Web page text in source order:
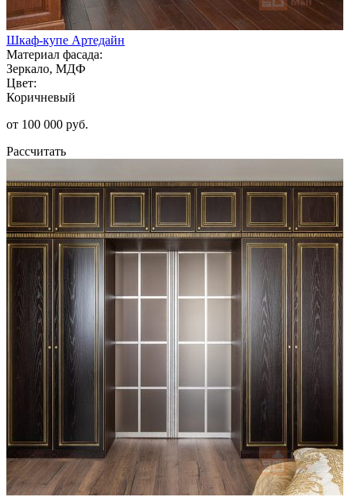
Шкаф-купе Артедайн
Материал фасада:
Зеркало, МДФ
Цвет:
Коричневый
от 100 000 руб.
Рассчитать